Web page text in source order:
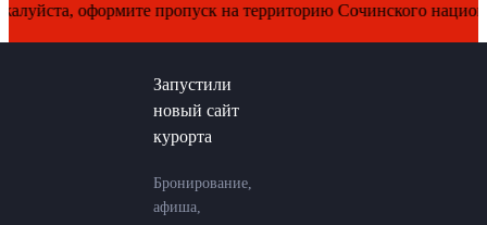
оформите пропуск на территорию Сочинского
Запустили
новый сайт
курорта
Бронирование,
афиша,